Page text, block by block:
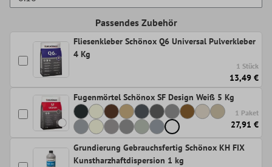
Passendes Zubehör
Fliesenkleber Schönox Q6 Universal Pulverkleber
4 Kg
1 Stück
13,49 €
Fugenmörtel Schönox SF Design Weiß 5 Kg
1 Paket
27,91 €
Grundierung Gebrauchsfertig Schönox KH FIX
Kunstharzhaftdispersion 1 kg